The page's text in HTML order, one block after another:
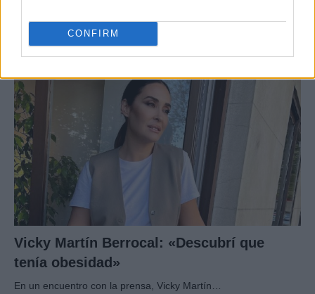
CONFIRM
Han pillado al presentador Risto Mejide y a…
Vicky Martín Berrocal: «Descubrí que
tenía obesidad»
En un encuentro con la prensa, Vicky Martín…